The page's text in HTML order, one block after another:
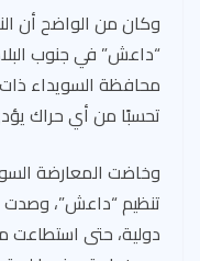
وكان من الواضح أن
“داعش” في جنوب
محافظة السويداء ذات
تحسبًا من أي حراك
وخاضت المعارضة
تنظيم “داعش”،
دولية، حتى